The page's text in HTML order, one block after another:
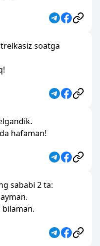
soatga
hafaman!
sababi 2 ta:
bilaman.